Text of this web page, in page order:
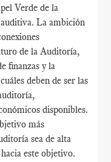
Verde de la
La ambición
de la Auditoría,
finanzas y la
deben de ser las
disponibles.
más
sea de alta
este objetivo.